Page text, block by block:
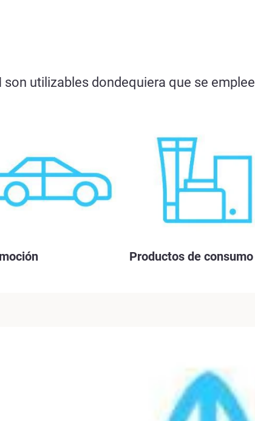
utilizables dondequiera que se emplee
Productos de consumo